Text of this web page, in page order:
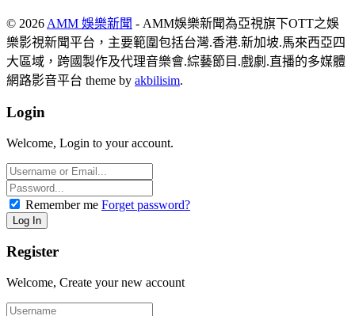
© 2026 AMM 娛樂新聞 - AMM娛樂新聞為亞視旗下OTT之娛
樂影視新聞平台，主要範圍包括台灣.香港.新加坡.馬來西亞四
大區域，跨國製作及代理音樂會.綜藝節目.戲劇.直播的多媒體
網路影音平台 theme by akbilisim.
Login
Welcome, Login to your account.
Remember me Forget password?
Register
Welcome, Create your new account